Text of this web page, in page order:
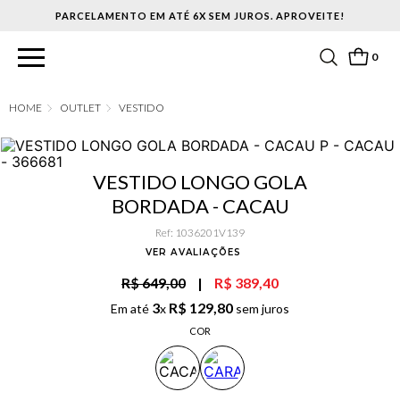
PARCELAMENTO EM ATÉ 6X SEM JUROS. APROVEITE!
0
OUTLET VESTIDO
VESTIDO LONGO GOLA
BORDADA - CACAU
Ref: 1036201V139
VER AVALIAÇÕES
R$ 649,00 | R$ 389,40
Em até 3x R$ 129,80 sem juros
COR